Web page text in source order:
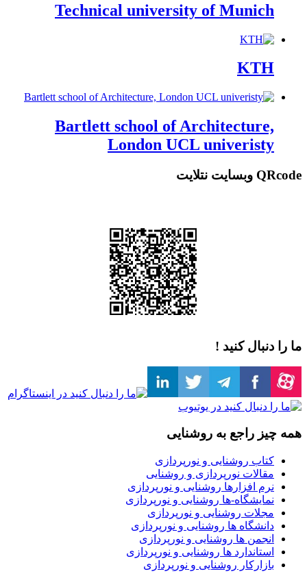
Technical university of Munich
KTH
Bartlett school of Architecture,
London UCL univeristy
QRcode وبسایت نتلایت
ما را دنبال کنید !
همه چیز راجع به روشنایی
کتاب روشنایی و نورپردازی
مقالات نورپردازی و روشنایی
نرم افزارها روشنایی و نورپردازی
نمایشگاه-ها روشنایی و نورپردازی
مجلات روشنایی و نورپردازی
دانشگاه ها روشنایی و نورپردازی
انجمن ها روشنایی و نورپردازی
استاندارد ها روشنایی و نورپردازی
بازارکار روشنایی و نورپردازی